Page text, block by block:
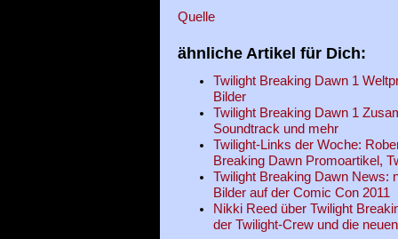
Quelle
ähnliche Artikel für Dich:
Twilight Breaking Dawn 1
Bilder
Twilight Breaking Dawn 1
Soundtrack und mehr
Twilight-Links der Woche:
Breaking Dawn Promoartikel,
Twilight Breaking Dawn News:
Bilder auf der Comic Con 2011
Nikki Reed über Twilight
der Twilight-Crew und die